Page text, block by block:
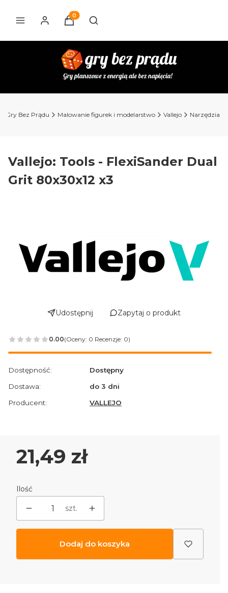
Produkty w koszyku: 0. Zobacz szczegóły
Otwórz wyszukiwarkę
Gry Bez Prądu Malowanie figurek i modelarstwo Vallejo Narzędzia
Vallejo: Tools - FlexiSander Dual
Grit 80x30x12 x3
Udostępnij Zapytaj o produkt
0.00(Oceny: 0 Recenzje: 0)
Przejdź do sekcji Opinie
Dostępność:
Dostępny
Dostawa:
do 3 dni
Producent:
VALLEJO
Cena
21,49 zł
Ilość
szt.
Dodaj do koszyka